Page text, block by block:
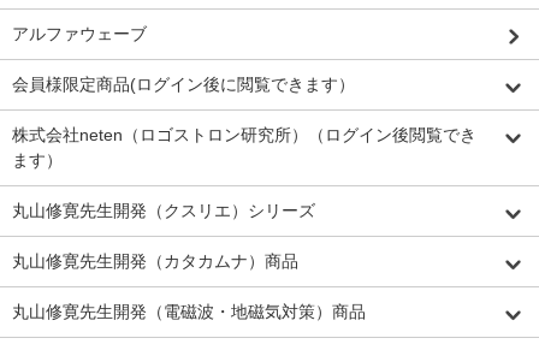
アルファウェーブ
会員様限定商品(ログイン後に閲覧できます）
株式会社neten（ロゴストロン研究所）（ログイン後閲覧でき
ます）
丸山修寛先生開発（クスリエ）シリーズ
丸山修寛先生開発（カタカムナ）商品
丸山修寛先生開発（電磁波・地磁気対策）商品